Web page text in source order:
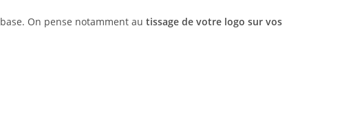
On pense notamment au tissage de votre logo sur vos